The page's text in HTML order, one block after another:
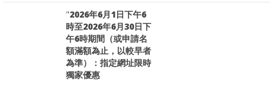
"2026年6月1日下午6
時至2026年6月30日下
午6時期間（或申請名
額滿額為止，以較早者
為準）：指定網址限時
獨家優惠